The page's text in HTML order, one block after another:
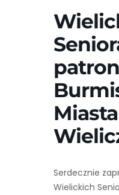
Serdecznie
Wielickich